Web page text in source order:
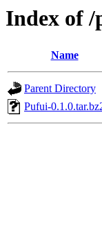
Index of /
Name
Parent Directory
Pufui-